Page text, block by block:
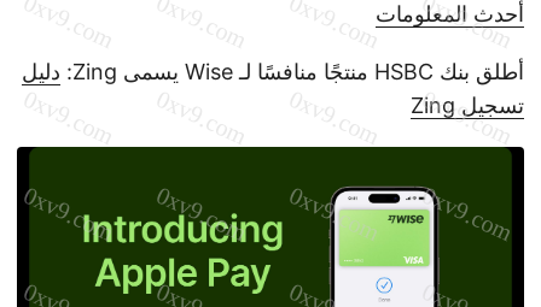
أحدث المعلومات
أطلق بنك HSBC منتجًا منافسًا لـ Wise يسمى Zing:
دليل
تسجيل Zing